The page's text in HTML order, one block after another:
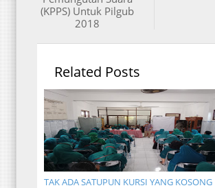
(KPPS) Untuk Pilgub
2018
Related Posts
TAK ADA SATUPUN KURSI YANG KOSONG